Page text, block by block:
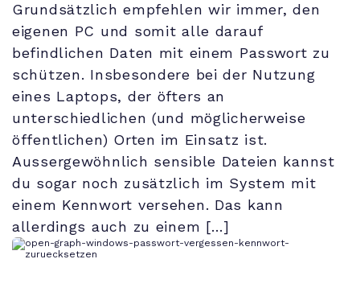
Grundsätzlich empfehlen wir immer, den
eigenen PC und somit alle darauf
befindlichen Daten mit einem Passwort zu
schützen. Insbesondere bei der Nutzung
eines Laptops, der öfters an
unterschiedlichen (und möglicherweise
öffentlichen) Orten im Einsatz ist.
Aussergewöhnlich sensible Dateien kannst
du sogar noch zusätzlich im System mit
einem Kennwort versehen. Das kann
allerdings auch zu einem […]